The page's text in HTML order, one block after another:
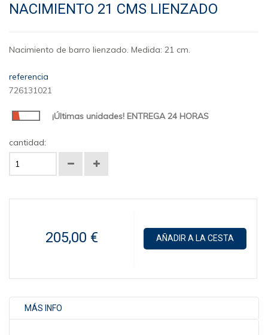
NACIMIENTO 21 CMS LIENZADO
Nacimiento de barro lienzado. Medida: 21 cm.
referencia
726131021
¡Últimas unidades! ENTREGA 24 HORAS
cantidad:
205,00 € AÑADIR A LA CESTA
MÁS INFO